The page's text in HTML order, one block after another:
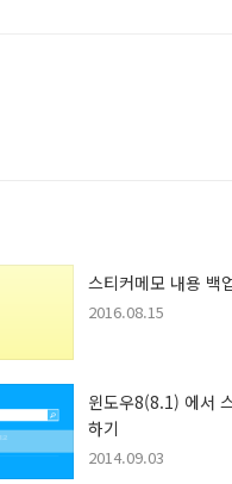
스티커메모 내용 백
2016.08.15
윈도우8(8.1) 에서
하기
2014.09.03